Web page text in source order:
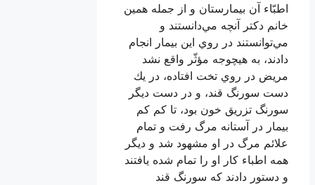
اطبّاء آن بيمارستان و از جمله همين
خانم دكتر آنچه مي‌دانستند و
مي‌توانستند در روي اين بيمار انجام
دادند، به هيچوجه مؤثّر واقع نشد
مريض در روي تخت افتاده، در يك
دست سورنگ قند، و در دست ديگر
سورنگ تزريق خون بود، تا كم كم
بيمار در آستانه مرگ رفت و تمام
علائم مرگ در او مشهود شد و ديگر
همه اطباء كار او را تمام شده يافتند
و دستور دادند كه سورنگ قند